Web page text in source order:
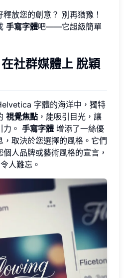
放您的創意？ 別再猶豫！
手寫字體吧——它超級簡單
在社群媒體上 脫穎
字體的海洋中，獨特
視覺焦點 ，能吸引目光，讓
。 手寫字體 增添了一絲優
取決於您選擇的風格。它們
人品牌或藝術風格的宣言，
令人難忘。